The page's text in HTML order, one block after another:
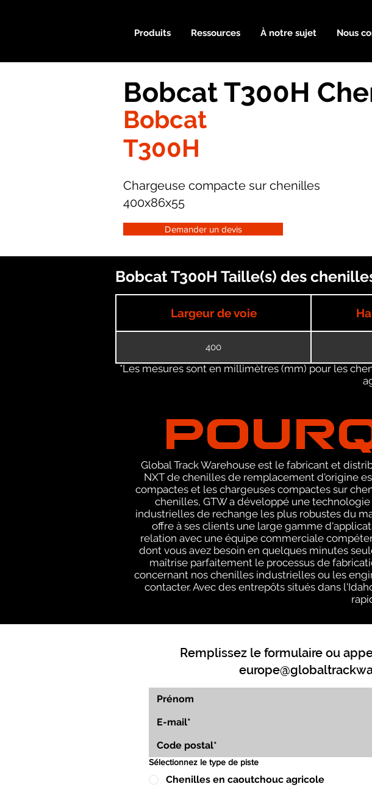
Produits Ressources À notre sujet Nous
Bobcat T300H
Bobcat
T300H
Chargeuse compacte sur chenilles
400x86x55
Demander un devis
Bobcat T300H Taille(s) des
Largeur de voie
400
*Les mesures sont en millimètres (mm) pour les
Global Track Warehouse est le fabricant et
NXT de chenilles de remplacement d'origine
compactes et les chargeuses compactes sur
chenilles, GTW a développé une
industrielles de rechange les plus robustes du
offre à ses clients une large gamme
relation avec une équipe commerciale
dont vous avez besoin en quelques minutes
maîtrise parfaitement le processus de
concernant nos chenilles industrielles ou les
contacter. Avec des entrepôts situés dans
Remplissez le formulaire ou
Sélectionnez le type de piste
Chenilles en caoutchouc agricole